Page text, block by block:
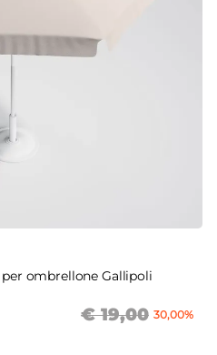
ombrellone Gallipoli
€ 19,00 30,00%